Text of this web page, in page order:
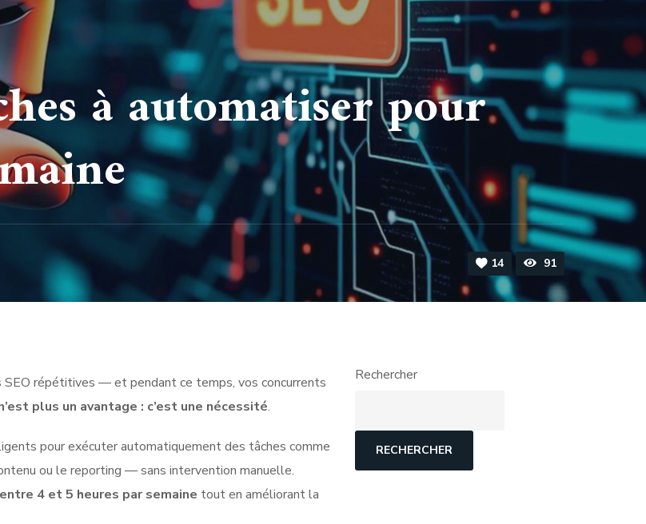
à automatiser pour
14 91
SEO répétitives — et pendant ce temps, vos concurrents
plus un avantage : c’est une nécessité.
pour exécuter automatiquement des tâches comme
ou le reporting — sans intervention manuelle.
entre 4 et 5 heures par semaine tout en améliorant la
Rechercher
RECHERCHER